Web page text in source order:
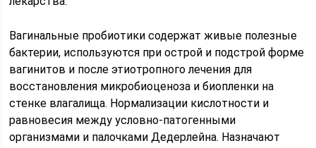
Вагинальные пробиотики содержат живые полезные
бактерии, используются при острой и подстрой форме
вагинитов и после этиотропного лечения для
восстановления микробиоценоза и биопленки на
стенке влагалища. Нормализации кислотности и
равновесия между условно-патогенными
организмами и палочками Дедерлейна. Назначают